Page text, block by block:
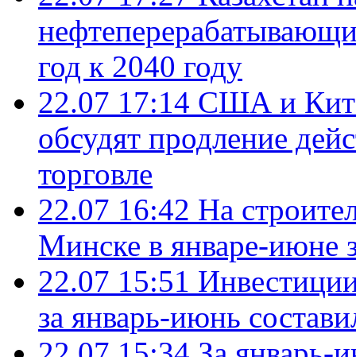
год к 2040 году
22.07 17:14 США и
обсудят продление
торговле
22.07 16:42 На
Минске в январе-июне
22.07 15:51
за январь-июнь